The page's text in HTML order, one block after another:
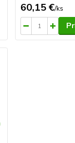
60,15 €/ks